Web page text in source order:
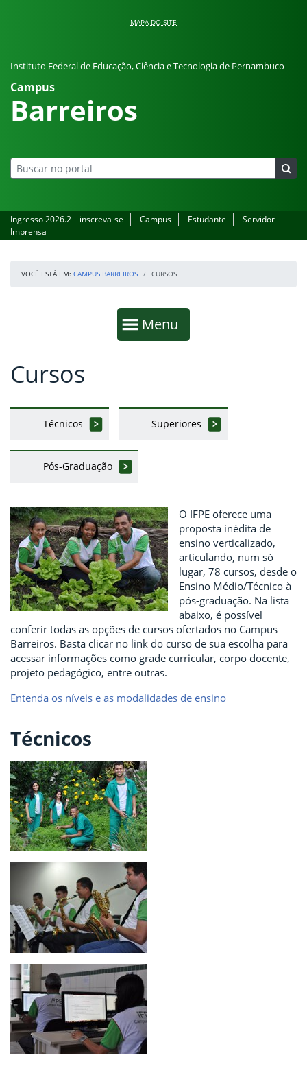
MAPA DO SITE
Instituto Federal de Educação, Ciência e Tecnologia de Pernambuco
Campus
Barreiros
Ingresso 2026.2 – inscreva-se Campus Estudante
Servidor
Imprensa
VOCÊ ESTÁ EM: CAMPUS BARREIROS CURSOS
Mostrar
Menu
Fim da navegação
Início do conteúdo
Cursos
Técnicos Superiores
Pós-Graduação
O IFPE oferece uma
proposta inédita de
ensino verticalizado,
articulando, num só
lugar, 78 cursos, desde o
Ensino Médio/Técnico à
pós-graduação. Na lista
abaixo, é possível
conferir todas as opções de cursos ofertados no Campus
Barreiros. Basta clicar no link do curso de sua escolha para
acessar informações como grade curricular, corpo docente,
projeto pedagógico, entre outras.
Entenda os níveis e as modalidades de ensino
Técnicos